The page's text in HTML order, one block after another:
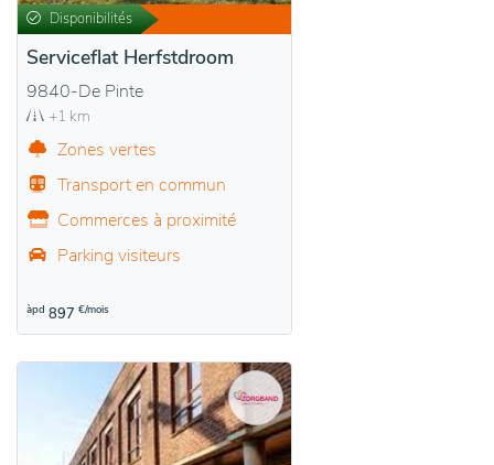
Disponibilités
Serviceflat Herfstdroom
9840-De Pinte
+1 km
Zones vertes
Transport en commun
Commerces à proximité
Parking visiteurs
àpd 897 €/mois